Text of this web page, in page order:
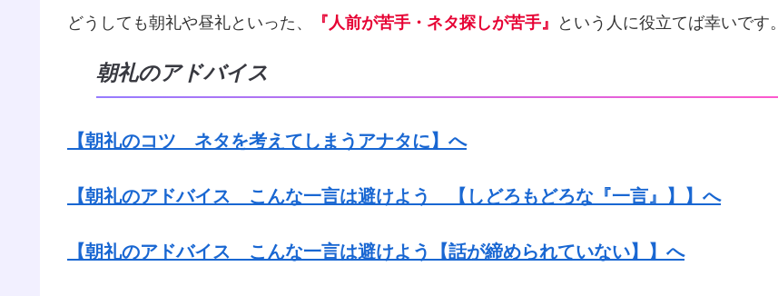
どうしても朝礼や昼礼といった、 『人前が苦手・ネタ探しが苦手』 という人に役立てば幸いです。
朝礼のアドバイス
【朝礼のコツ ネタを考えてしまうアナタに】へ
【朝礼のアドバイス こんな一言は避けよう 【しどろもどろな『一言』】】へ
【朝礼のアドバイス こんな一言は避けよう【話が締められていない】】へ